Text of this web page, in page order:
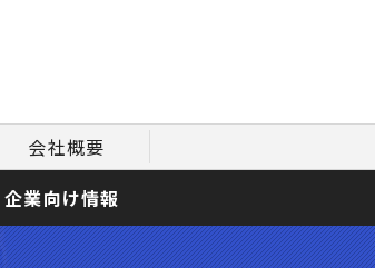
会社概要
企業向け情報